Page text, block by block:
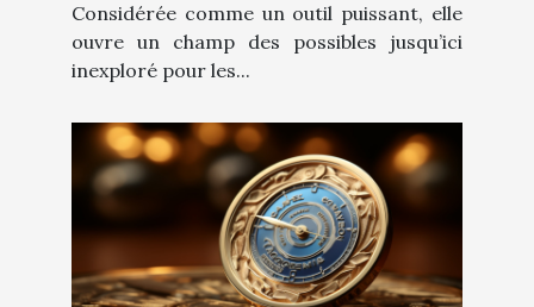
Considérée comme un outil puissant, elle
ouvre un champ des possibles jusqu’ici
inexploré pour les...